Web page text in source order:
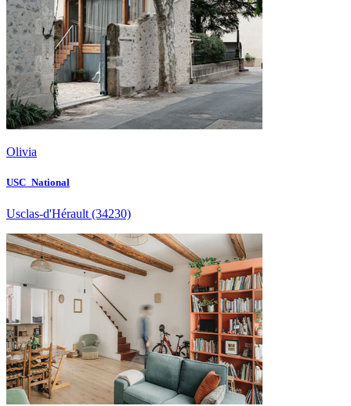
Olivia
USC_National
Usclas-d'Hérault (34230)